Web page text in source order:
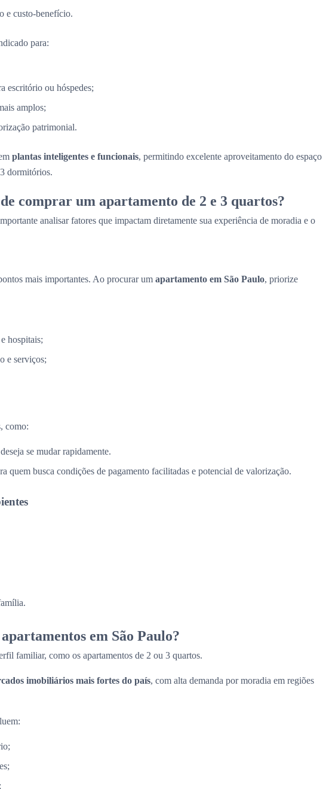
e custo-benefício.
para:
escritório ou hóspedes;
amplos;
patrimonial.
plantas inteligentes e funcionais, permitindo excelente aproveitamento do espaço
dormitórios.
comprar um apartamento de 2 e 3 quartos?
analisar fatores que impactam diretamente sua experiência de moradia e o
mais importantes. Ao procurar um apartamento em São Paulo, priorize
hospitais;
e serviços;
como:
se mudar rapidamente.
quem busca condições de pagamento facilitadas e potencial de valorização.
em São Paulo?
familiar, como os apartamentos de 2 ou 3 quartos.
imobiliários mais fortes do país, com alta demanda por moradia em regiões